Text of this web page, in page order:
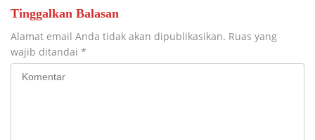
Tinggalkan Balasan
Alamat email Anda tidak akan dipublikasikan. Ruas yang
wajib ditandai *